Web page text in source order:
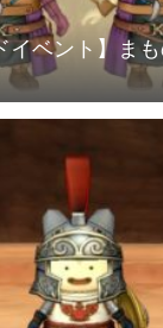
イベント】ま